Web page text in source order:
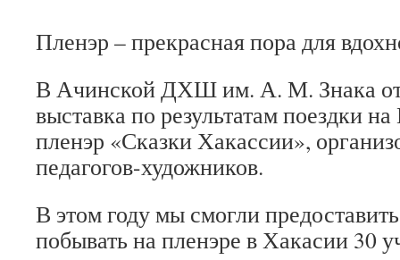
Пленэр – прекрасная пора для
В Ачинской ДХШ им. А. М. Знака
выставка по результатам поездки
пленэр «Сказки Хакассии»,
педагогов-художников.
В этом году мы смогли
побывать на пленэре в Хакасии 30